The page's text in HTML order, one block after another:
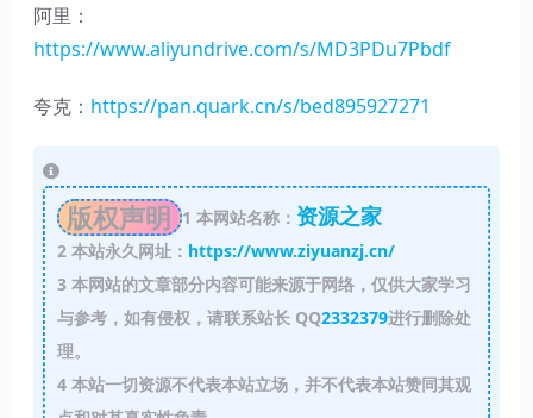
阿里：
https://www.aliyundrive.com/s/MD3PDu7Pbdf
夸克： https://pan.quark.cn/s/bed895927271
版权声明 1 本网站名称： 资源之家
2本站永久网址： https://www.ziyuanzj.cn/
3本网站的文章部分内容可能来源于网络，仅供大家学习
与参考，如有侵权，请联系站长 QQ2332379进行删除处
理。
4本站一切资源不代表本站立场，并不代表本站赞同其观